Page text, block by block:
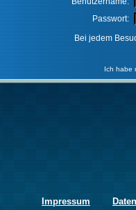
Passwort:
Bei jedem
Ich habe
Impressum